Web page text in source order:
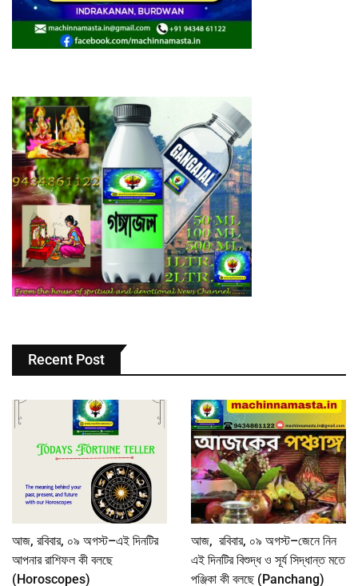
Recent Post
আজ, রবিবার, ০৯ অগস্ট–এই দিনটির
আপনার রাশিফল কী বলছে
(Horoscopes)
আজ, রবিবার, ০৯ অগস্ট–জেনে নিন
এই দিনটির বিশুদ্ধ ও সূর্য সিদ্ধান্ত মতে
পঞ্জিকা কী বলছে (Panchang)